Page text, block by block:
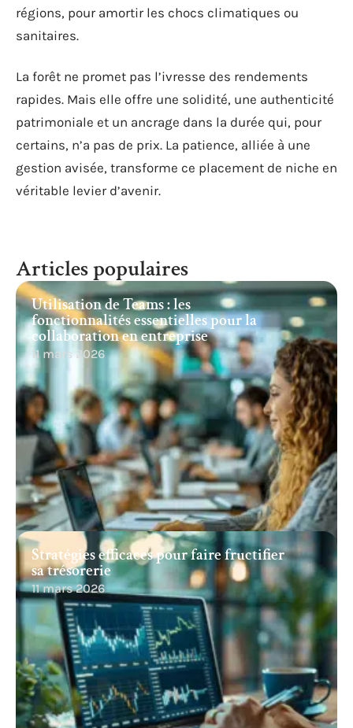
régions, pour amortir les chocs climatiques ou
sanitaires.
La forêt ne promet pas l’ivresse des rendements
rapides. Mais elle offre une solidité, une authenticité
patrimoniale et un ancrage dans la durée qui, pour
certains, n’a pas de prix. La patience, alliée à une
gestion avisée, transforme ce placement de niche en
véritable levier d’avenir.
Articles populaires
Utilisation de Teams : les
fonctionnalités essentielles pour la
collaboration en entreprise
11 mars 2026
Stratégies efficaces pour faire fructifier
sa trésorerie
11 mars 2026